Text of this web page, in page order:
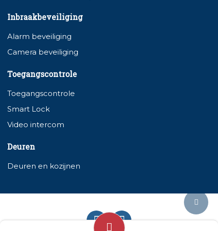
Inbraakbeveiliging
Alarm beveiliging
Camera beveiliging
Toegangscontrole
Toegangscontrole
Smart Lock
Video intercom
Deuren
Deuren en kozijnen